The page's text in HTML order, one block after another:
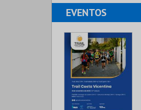
EVENTOS